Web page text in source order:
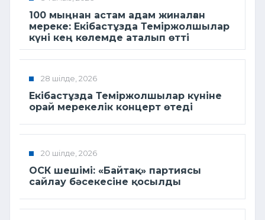
100 мыңнан астам адам жиналған
мереке: Екібастұзда Теміржолшылар
күні кең көлемде аталып өтті
28 шілде, 2026
Екібастұзда Теміржолшылар күніне
орай мерекелік концерт өтеді
20 шілде, 2026
ОСК шешімі: «Байтақ» партиясы
сайлау бәсекесіне қосылды